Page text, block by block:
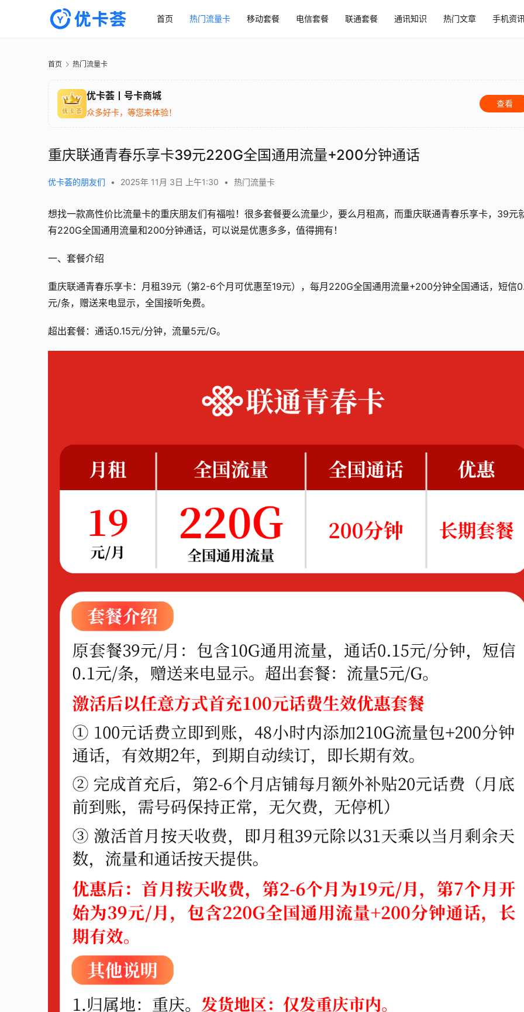
首页 热门流量卡 移动套餐 电信套餐 联通套餐 通讯知识 热门文章 手机资
首页 热门流量卡
优卡荟丨号卡商城
众多好卡，等您来体验！
查看
重庆联通青春乐享卡39元220G全国通用流量+200分钟通话
优卡荟的朋友们 • 2025年 11月 3日 上午1:30 • 热门流量卡
想找一款高性价比流量卡的重庆朋友们有福啦！很多套餐要么流量少，要么月租高，而重庆联通青春乐享卡，39元
有220G全国通用流量和200分钟通话，可以说是优惠多多，值得拥有！
一、套餐介绍
重庆联通青春乐享卡：月租39元（第2-6个月可优惠至19元），每月220G全国通用流量+200分钟全国通话，短信
元/条，赠送来电显示，全国接听免费。
超出套餐：通话0.15元/分钟，流量5元/G。